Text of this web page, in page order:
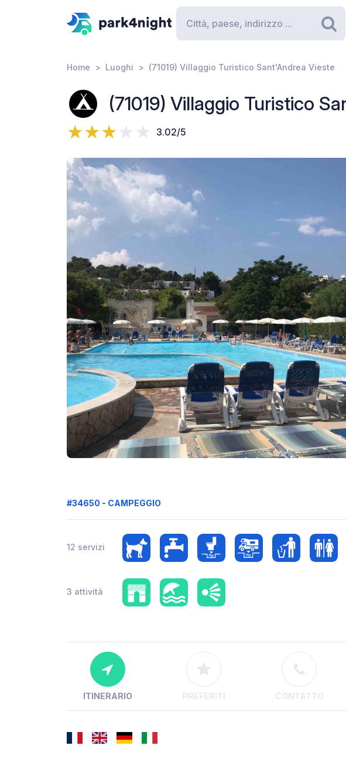
Home Luoghi (71019) Villaggio Turistico Sant'Andrea Vieste
(71019) Villaggio Turistico
3.02/5
#34650 - CAMPEGGIO
12 servizi
3 attività
ITINERARIO PREFERITI CONTATTO